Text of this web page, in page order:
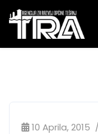
10 Aprila, 2015